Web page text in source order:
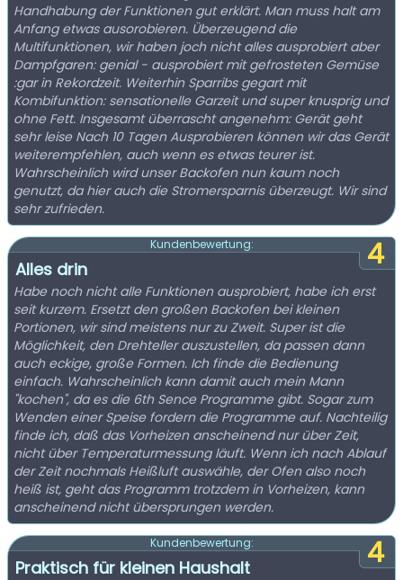
Handhabung der Funktionen gut erklärt. Man muss halt am
Anfang etwas ausorobieren. Überzeugend die
Multifunktionen, wir haben joch nicht alles ausprobiert aber
Dampfgaren: genial - ausprobiert mit gefrosteten Gemüse
:gar in Rekordzeit. Weiterhin Sparribs gegart mit
Kombifunktion: sensationelle Garzeit und super knusprig und
ohne Fett. Insgesamt überrascht angenehm: Gerät geht
sehr leise Nach 10 Tagen Ausprobieren können wir das Gerät
weiterempfehlen, auch wenn es etwas teurer ist.
Wahrscheinlich wird unser Backofen nun kaum noch
genutzt, da hier auch die Stromersparnis überzeugt. Wir sind
sehr zufrieden.
4
Kundenbewertung:
Alles drin
Habe noch nicht alle Funktionen ausprobiert, habe ich erst
seit kurzem. Ersetzt den großen Backofen bei kleinen
Portionen, wir sind meistens nur zu Zweit. Super ist die
Möglichkeit, den Drehteller auszustellen, da passen dann
auch eckige, große Formen. Ich finde die Bedienung
einfach. Wahrscheinlich kann damit auch mein Mann
"kochen", da es die 6th Sence Programme gibt. Sogar zum
Wenden einer Speise fordern die Programme auf. Nachteilig
finde ich, daß das Vorheizen anscheinend nur über Zeit,
nicht über Temperaturmessung läuft. Wenn ich nach Ablauf
der Zeit nochmals Heißluft auswähle, der Ofen also noch
heiß ist, geht das Programm trotzdem in Vorheizen, kann
anscheinend nicht übersprungen werden.
4
Kundenbewertung:
Praktisch für kleinen Haushalt